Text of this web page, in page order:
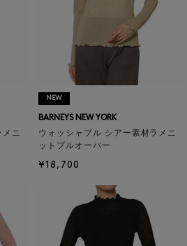
メニ
NEW
BARNEYS NEW YORK
ウォッシャブル シアー素材ラメニ
ットプルオーバー
¥18,700